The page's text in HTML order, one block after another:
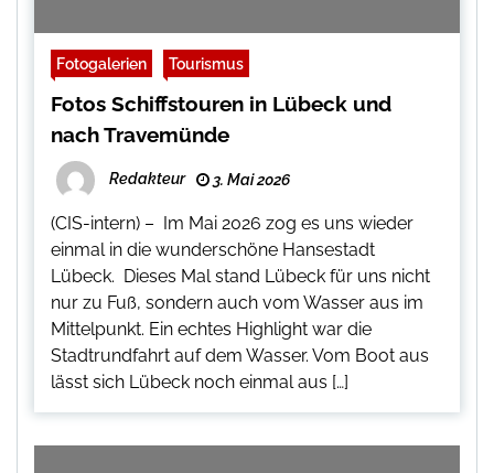
Fotogalerien Tourismus
Fotos Schiffstouren in Lübeck und
nach Travemünde
Redakteur 3. Mai 2026
(CIS-intern) – Im Mai 2026 zog es uns wieder
einmal in die wunderschöne Hansestadt
Lübeck. Dieses Mal stand Lübeck für uns nicht
nur zu Fuß, sondern auch vom Wasser aus im
Mittelpunkt. Ein echtes Highlight war die
Stadtrundfahrt auf dem Wasser. Vom Boot aus
lässt sich Lübeck noch einmal aus […]